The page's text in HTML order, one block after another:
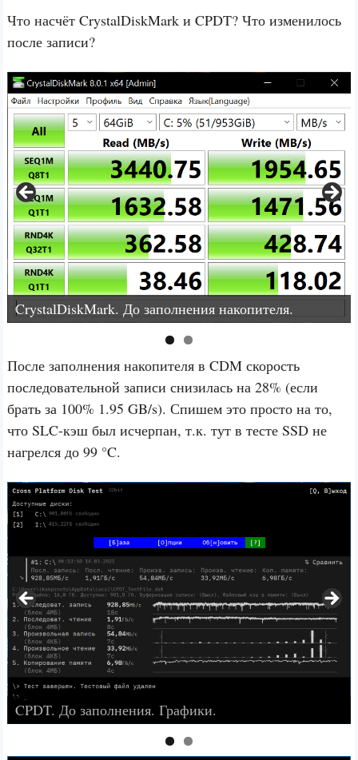
Что насчёт CrystalDiskMark и CPDT? Что изменилось
после записи?
CrystalDiskMark. До заполнения накопителя.
После заполнения накопителя в CDM скорость
последовательной записи снизилась на 28% (если
брать за 100% 1.95 GB/s). Спишем это просто на то,
что SLC-кэш был исчерпан, т.к. тут в тесте SSD не
нагрелся до 99 °C.
CPDT. До заполнения. Графики.